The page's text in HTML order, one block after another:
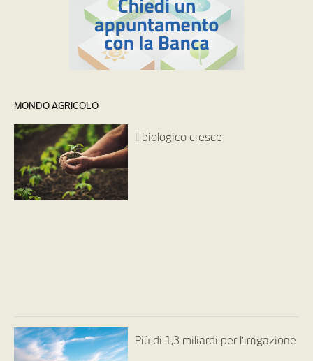
MONDO AGRICOLO
Il biologico cresce
Più di 1,3 miliardi per l’irrigazione